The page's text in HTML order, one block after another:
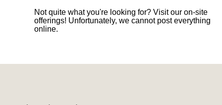
Not quite what you're looking for? Visit our on-site
offerings! Unfortunately, we cannot post everything
online.